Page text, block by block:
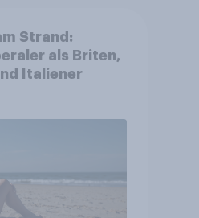
Strand:
als Briten,
Italiener